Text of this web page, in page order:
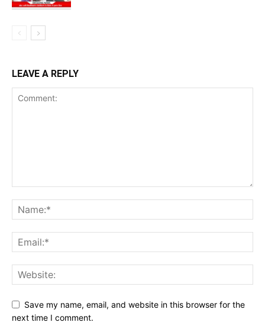
LEAVE A REPLY
Save my name, email, and website in this browser for the
next time I comment.